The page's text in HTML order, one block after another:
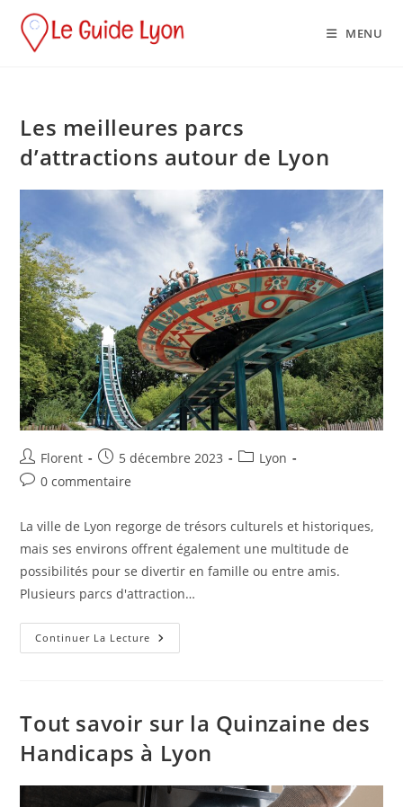
MENU
Les meilleures parcs
d’attractions autour de Lyon
Florent 5 décembre 2023
Lyon
0 commentaire
La ville de Lyon regorge de trésors culturels et historiques,
mais ses environs offrent également une multitude de
possibilités pour se divertir en famille ou entre amis.
Plusieurs parcs d'attraction…
Continuer La Lecture
Tout savoir sur la Quinzaine des
Handicaps à Lyon